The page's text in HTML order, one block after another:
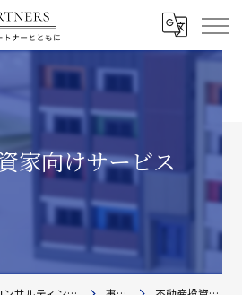
家向けサービス